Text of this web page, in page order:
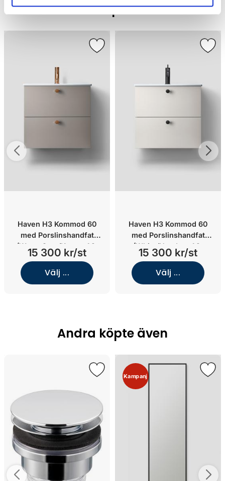
Liknande produkter
Haven H3 Kommod 60
med Porslinshandfat
(Warm Grey/Knopp A2.
06/Koppar)
15 300 kr/st
Välj ...
Haven H3 Kommod 60
med Porslinshandfat
(White/Handtag A2.
05/Mattsvart)
15 300 kr/st
Välj ...
Andra köpte även
Kampanj